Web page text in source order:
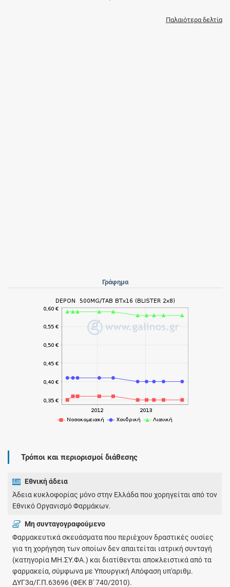
Παλαιότερα δελτία
Γράφημα
Τρόποι και περιορισμοί διάθεσης
Εθνική άδεια
Άδεια κυκλοφορίας μόνο στην Ελλάδα που χορηγείται από τον
Εθνικό Οργανισμό Φαρμάκων.
Μη συνταγογραφούμενο
Φαρμακευτικά σκευάσματα που περιέχουν δραστικές ουσίες
για τη χορήγηση των οποίων δεν απαιτείται ιατρική συνταγή
(κατηγορία ΜΗ.ΣΥ.ΦΑ.) και διατίθενται αποκλειστικά από τα
φαρμακεία, σύμφωνα με Υπουργική Απόφαση υπ'αριθμ.
ΔΥΓ3α/Γ.Π.63696 (ΦΕΚ Β' 740/2010).